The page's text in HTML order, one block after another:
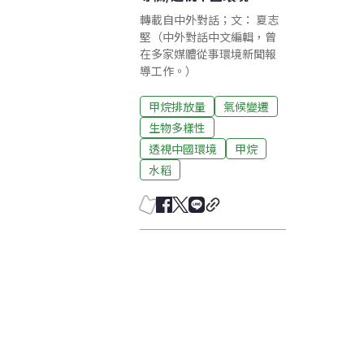
轉載自中外對話；文： 夏志
堅（中外對話中文編輯，曾
在多家媒體從事環境新聞報
導工作。）
甲烷排放量
氣候變遷
生物多樣性
透視中國環境
甲烷
水稻